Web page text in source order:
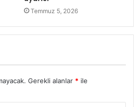
Temmuz 5, 2026
Gerekli alanlar * ile